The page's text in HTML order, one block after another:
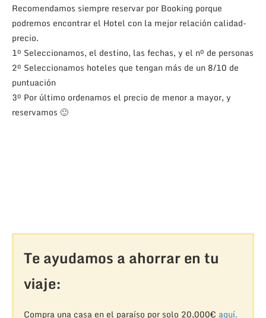
Recomendamos siempre reservar por Booking porque
podremos encontrar el Hotel con la mejor relación calidad-
precio.
1º Seleccionamos, el destino, las fechas, y el nº de personas
2º Seleccionamos hoteles que tengan más de un 8/10 de
puntuación
3º Por último ordenamos el precio de menor a mayor, y
reservamos 🙂
Te ayudamos a ahorrar en tu
viaje:
Compra una casa en el paraíso por solo 20,000€ aquí.